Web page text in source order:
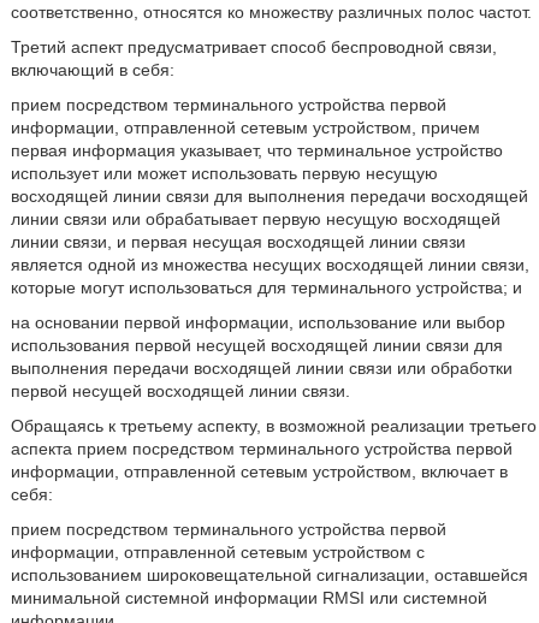
соответственно, относятся ко множеству различных полос частот.
Третий аспект предусматривает способ беспроводной связи,
включающий в себя:
прием посредством терминального устройства первой
информации, отправленной сетевым устройством, причем
первая информация указывает, что терминальное устройство
использует или может использовать первую несущую
восходящей линии связи для выполнения передачи восходящей
линии связи или обрабатывает первую несущую восходящей
линии связи, и первая несущая восходящей линии связи
является одной из множества несущих восходящей линии связи,
которые могут использоваться для терминального устройства; и
на основании первой информации, использование или выбор
использования первой несущей восходящей линии связи для
выполнения передачи восходящей линии связи или обработки
первой несущей восходящей линии связи.
Обращаясь к третьему аспекту, в возможной реализации третьего
аспекта прием посредством терминального устройства первой
информации, отправленной сетевым устройством, включает в
себя:
прием посредством терминального устройства первой
информации, отправленной сетевым устройством с
использованием широковещательной сигнализации, оставшейся
минимальной системной информации RMSI или системной